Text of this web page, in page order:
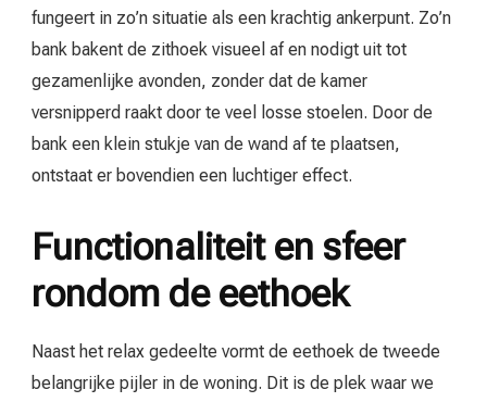
fungeert in zo’n situatie als een krachtig ankerpunt. Zo’n
bank bakent de zithoek visueel af en nodigt uit tot
gezamenlijke avonden, zonder dat de kamer
versnipperd raakt door te veel losse stoelen. Door de
bank een klein stukje van de wand af te plaatsen,
ontstaat er bovendien een luchtiger effect.
Functionaliteit en sfeer
rondom de eethoek
Naast het relax gedeelte vormt de eethoek de tweede
belangrijke pijler in de woning. Dit is de plek waar we